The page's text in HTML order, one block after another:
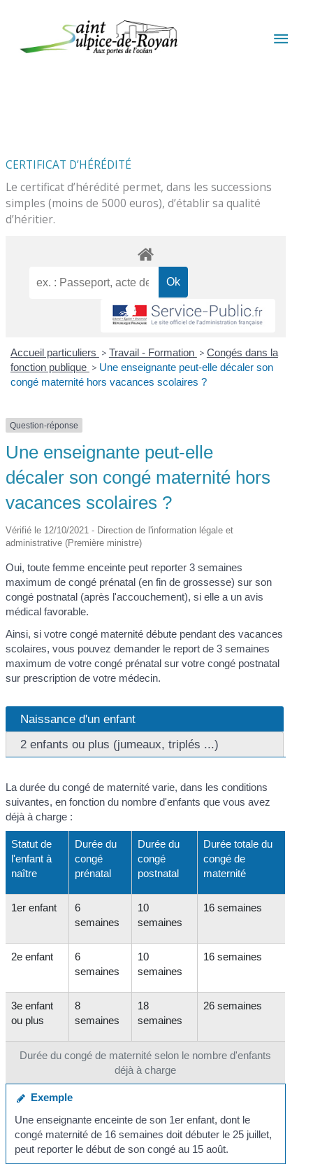
CERTIFICAT D’HÉRÉDITÉ
Le certificat d’hérédité permet, dans les successions
simples (moins de 5000 euros), d’établir sa qualité
d’héritier.
Accueil particuliers > Travail - Formation > Congés dans la
fonction publique > Une enseignante peut-elle décaler son
congé maternité hors vacances scolaires ?
Question-réponse
Une enseignante peut-elle
décaler son congé maternité hors
vacances scolaires ?
Vérifié le 12/10/2021 - Direction de l'information légale et
administrative (Première ministre)
Oui, toute femme enceinte peut reporter 3 semaines
maximum de congé prénatal (en fin de grossesse) sur son
congé postnatal (après l'accouchement), si elle a un avis
médical favorable.
Ainsi, si votre congé maternité débute pendant des vacances
scolaires, vous pouvez demander le report de 3 semaines
maximum de votre congé prénatal sur votre congé postnatal
sur prescription de votre médecin.
Naissance d'un enfant
2 enfants ou plus (jumeaux, triplés ...)
La durée du congé de maternité varie, dans les conditions
suivantes, en fonction du nombre d'enfants que vous avez
déjà à charge :
Durée du congé de maternité selon le nombre d'enfants
déjà à charge
Statut de
l'enfant à
naître
Durée du
congé
prénatal
Durée du
congé
postnatal
Durée totale du
congé de
maternité
1er enfant
6
semaines
10
semaines
16 semaines
2e enfant
6
semaines
10
semaines
16 semaines
3e enfant
ou plus
8
semaines
18
semaines
26 semaines
Exemple
Une enseignante enceinte de son 1erenfant, dont le
congé maternité de 16 semaines doit débuter le 25 juillet,
peut reporter le début de son congé au 15 août.